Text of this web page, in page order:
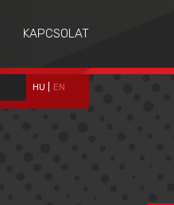
KAPCSOLAT
HU EN